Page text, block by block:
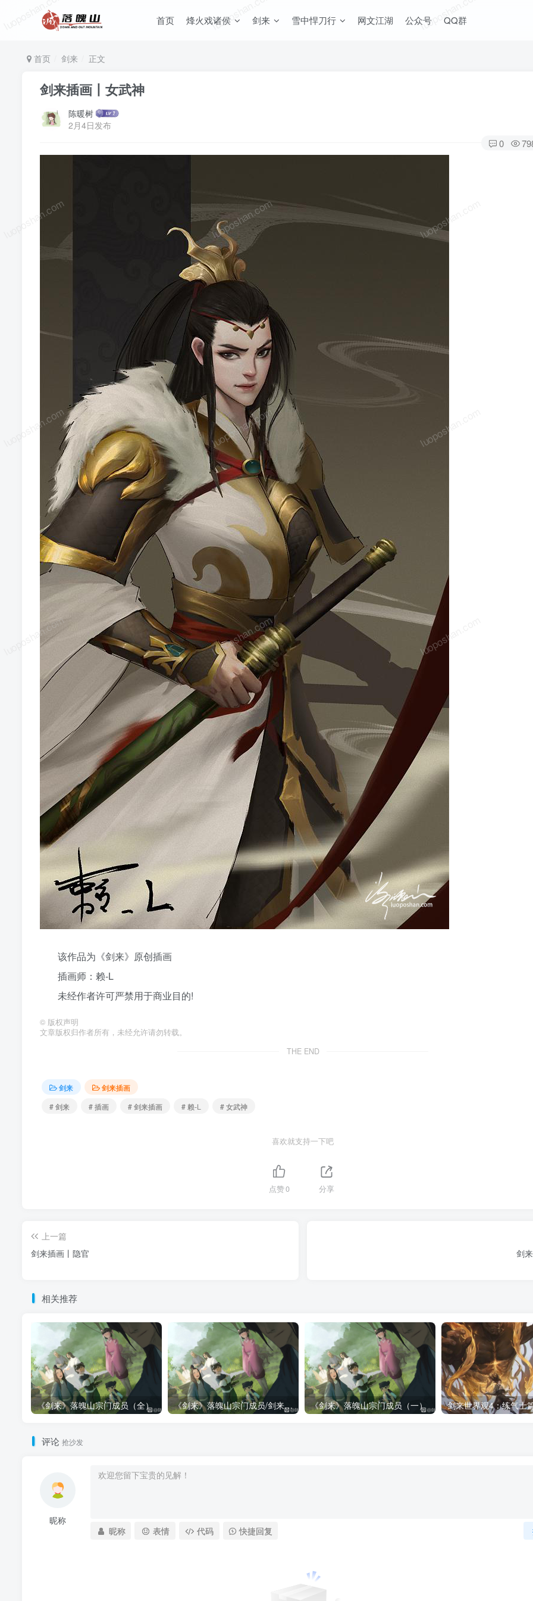
首页 烽火戏诸侯 剑来 雪中悍刀行 网文江湖 公众号 QQ群
首页 剑来 正文
剑来插画丨女武神
陈暖树
2月4日发布
0
luoposhan.com
luoposhan.com
luoposhan.com
luoposhan.com
luoposhan.com
luoposhan.com
luoposhan.com
luoposhan.com
luoposhan.com
luoposhan.com
luoposhan.com
luoposhan.com
该作品为《剑来》原创插画
插画师：赖-L
未经作者许可严禁用于商业目的!
© 版权声明
文章版权归作者所有，未经允许请勿转载。
THE END
剑来
剑来插画
# 剑来
# 插画 # 剑来插画 # 赖-L # 女武神
喜欢就支持一下吧
点赞0 分享
上一篇
剑来插画丨隐官
剑
相关推荐
《剑来》落魄山宗门成员（全） 《剑来》落魄山宗门成员/剑来落魄山人物一览表（全） 《剑来》落魄山宗门成员（一） 剑来世界观4：练气士
评论 抢沙发
昵称
昵称 表情 代码 快捷回复